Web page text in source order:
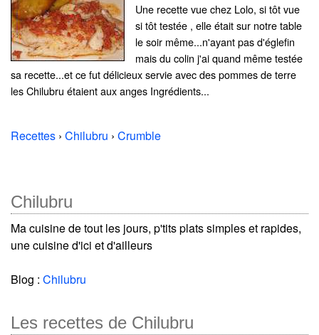
Une recette vue chez Lolo, si tôt vue
si tôt testée , elle était sur notre table
le soir même...n'ayant pas d'églefin
mais du colin j'ai quand même testée
sa recette...et ce fut délicieux servie avec des pommes de terre
les Chilubru étaient aux anges Ingrédients...
Recettes › Chilubru › Crumble
Chilubru
Ma cuisine de tout les jours, p'tits plats simples et rapides,
une cuisine d'ici et d'ailleurs
Blog : Chilubru
Les recettes de Chilubru